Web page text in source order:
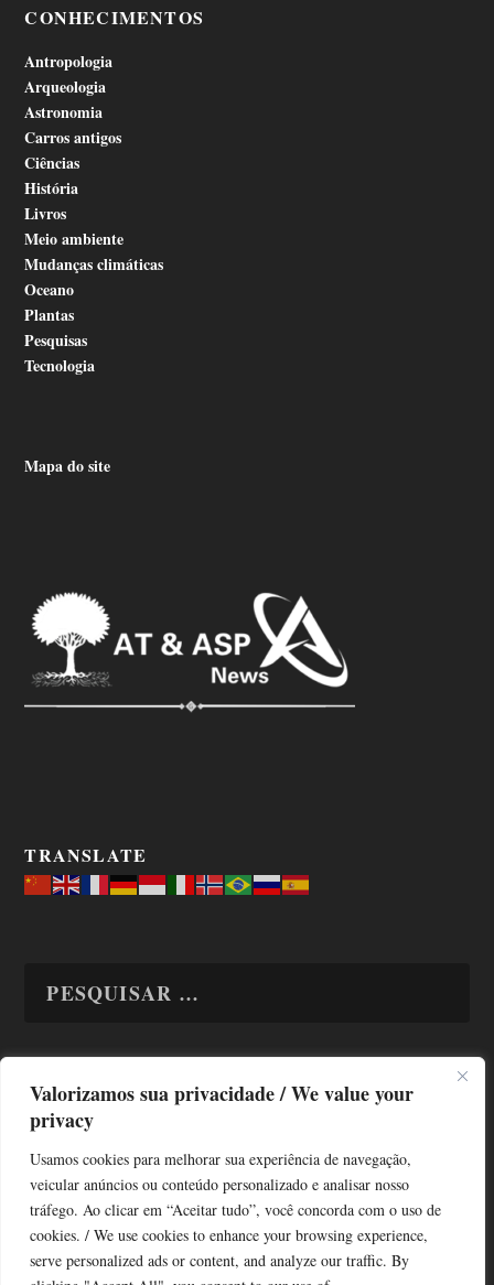
Valorizamos sua privacidade / We value your
privacy
Usamos cookies para melhorar sua experiência de navegação,
veicular anúncios ou conteúdo personalizado e analisar nosso
tráfego. Ao clicar em “Aceitar tudo”, você concorda com o uso de
cookies. / We use cookies to enhance your browsing experience,
serve personalized ads or content, and analyze our traffic. By
CONHECIMENTOS
Antropologia
Arqueologia
Astronomia
Carros antigos
Ciências
História
Livros
Meio ambiente
Mudanças climáticas
Oceano
Plantas
Pesquisas
Tecnologia
Mapa do site
TRANSLATE
TODAS OS ASSUNTOS
Copyright © Alô Tatuapé 2013 / 2026